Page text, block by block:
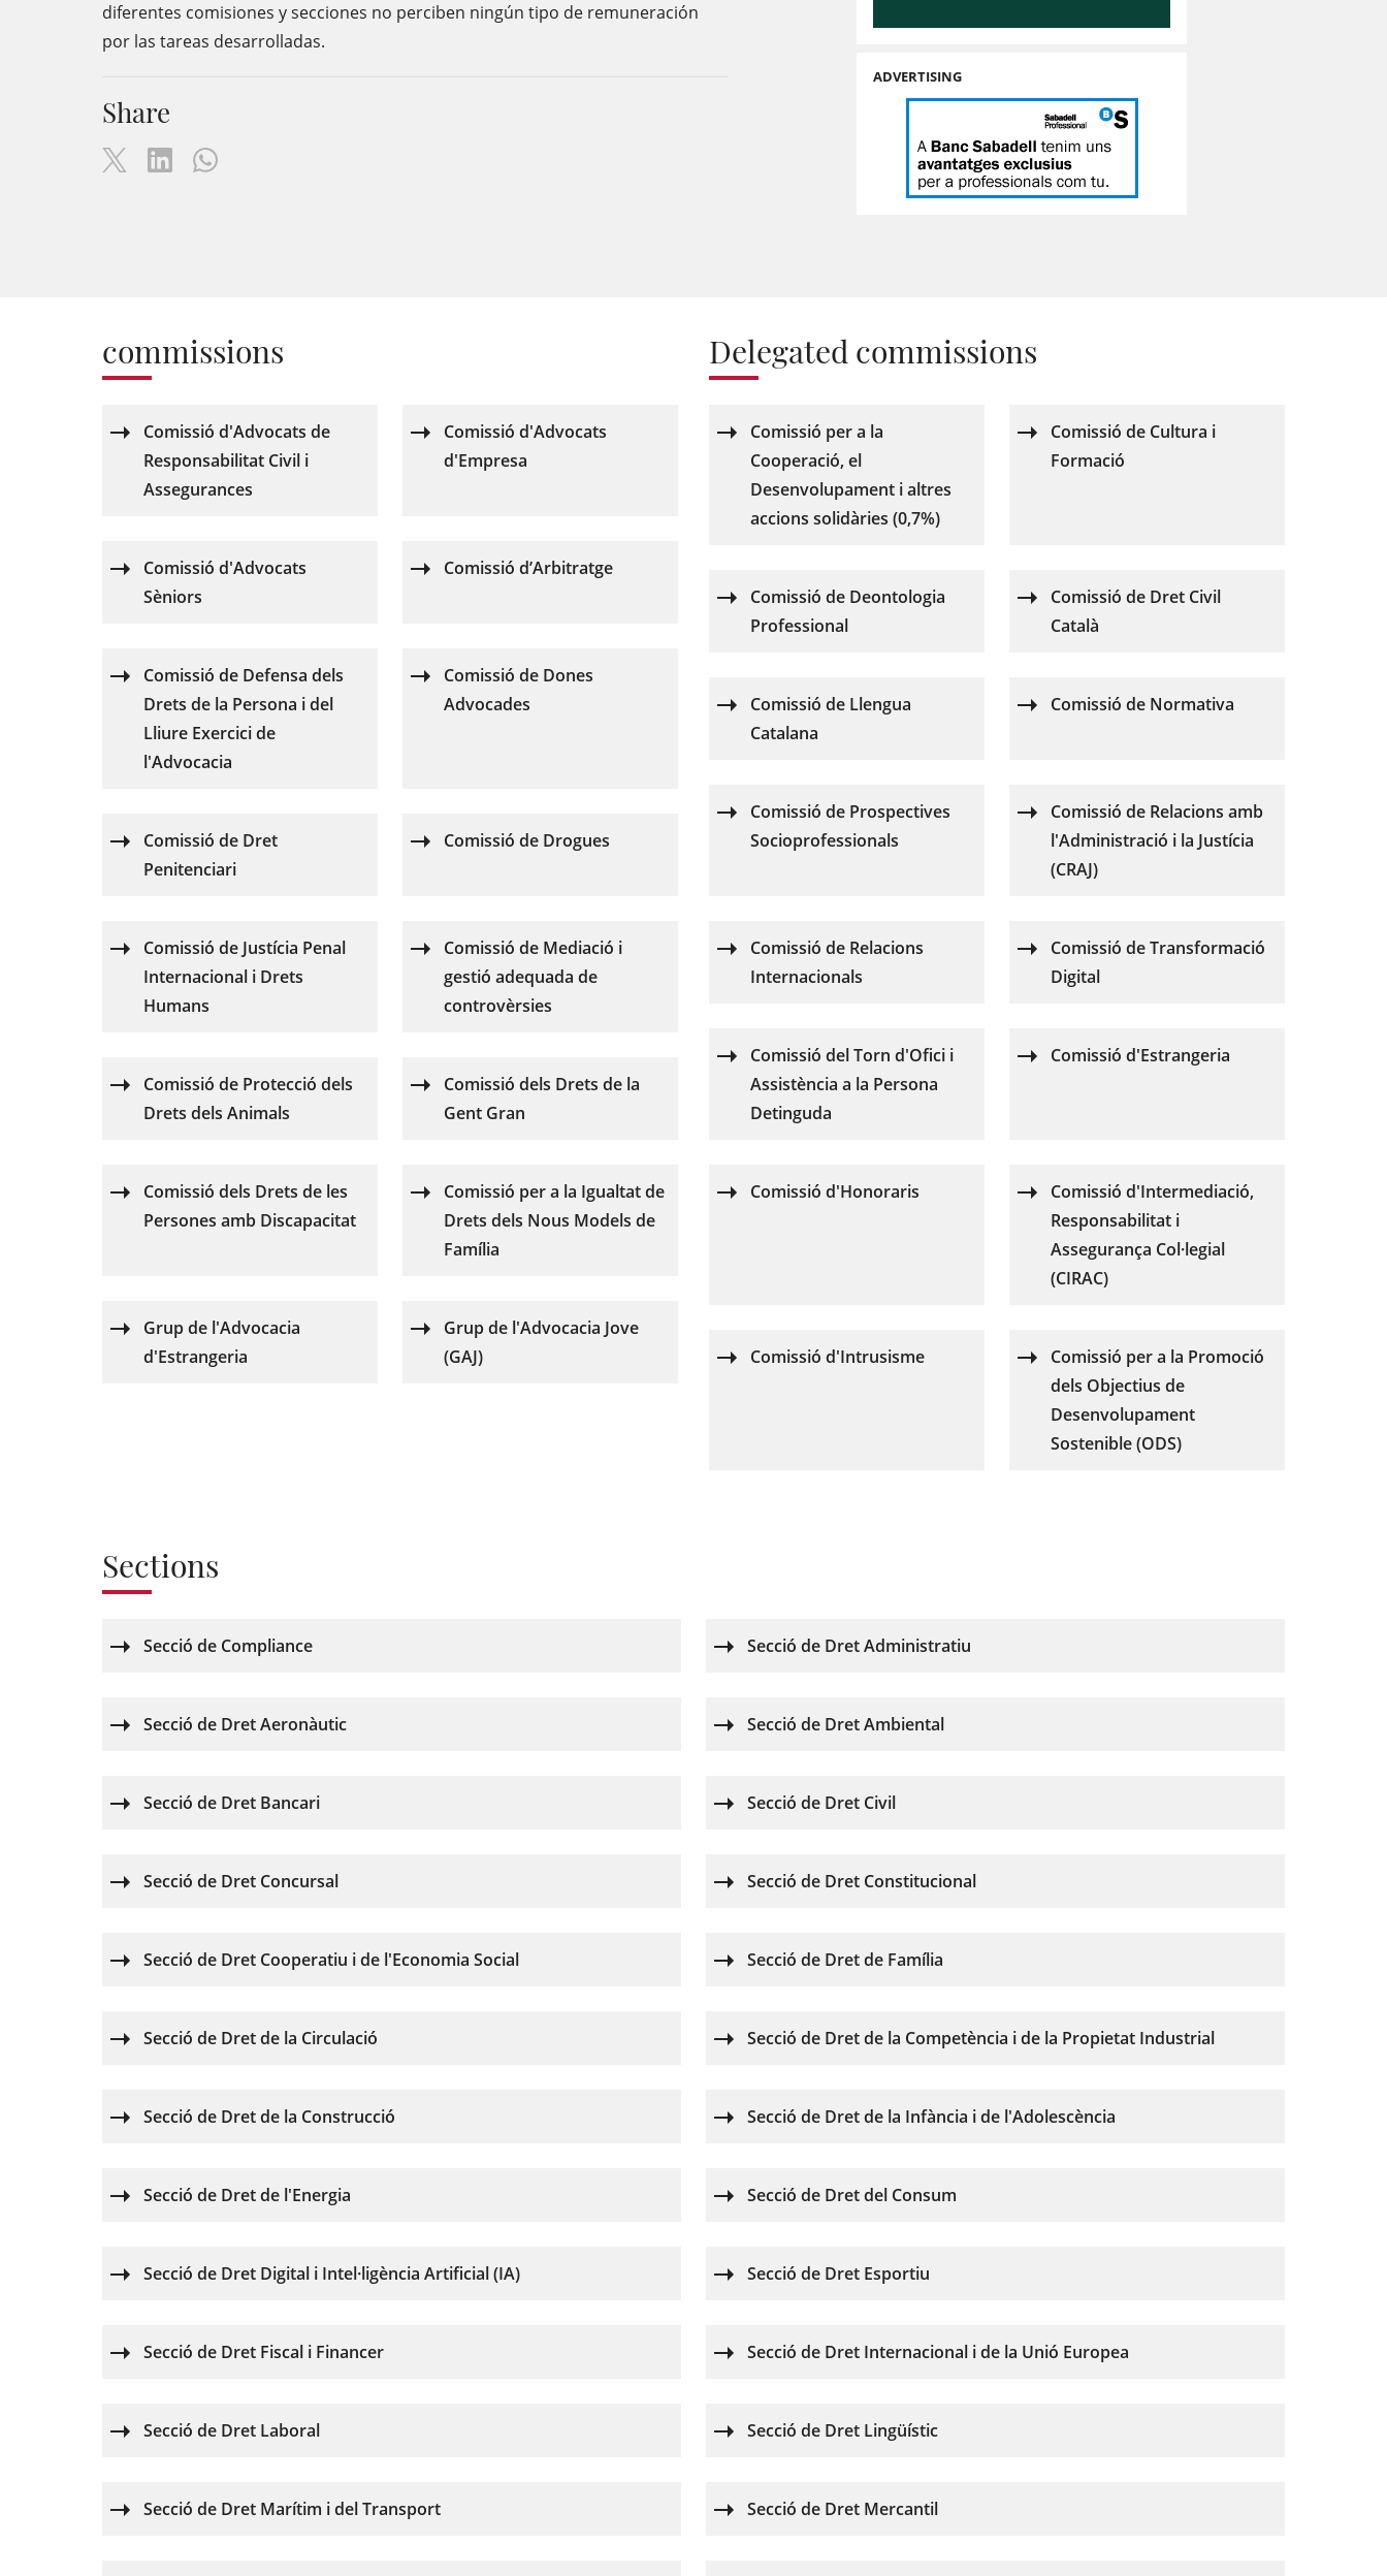
ADVERTISING
diferentes comisiones y secciones no perciben ningún tipo de remuneración
por las tareas desarrolladas.
Share
commissions
Comissió d'Advocats de
Responsabilitat Civil i
Assegurances
Comissió d'Advocats
d'Empresa
Comissió d'Advocats
Sèniors
Comissió d’Arbitratge
Comissió de Defensa dels
Drets de la Persona i del
Lliure Exercici de
l'Advocacia
Comissió de Dones
Advocades
Comissió de Dret
Penitenciari
Comissió de Drogues
Comissió de Justícia Penal
Internacional i Drets
Humans
Comissió de Mediació i
gestió adequada de
controvèrsies
Comissió de Protecció dels
Drets dels Animals
Comissió dels Drets de la
Gent Gran
Comissió dels Drets de les
Persones amb Discapacitat
Comissió per a la Igualtat de
Drets dels Nous Models de
Família
Grup de l'Advocacia
d'Estrangeria
Grup de l'Advocacia Jove
(GAJ)
Delegated commissions
Comissió per a la
Cooperació, el
Desenvolupament i altres
accions solidàries (0,7%)
Comissió de Cultura i
Formació
Comissió de Deontologia
Professional
Comissió de Dret Civil
Català
Comissió de Llengua
Catalana
Comissió de Normativa
Comissió de Prospectives
Socioprofessionals
Comissió de Relacions amb
l'Administració i la Justícia
(CRAJ)
Comissió de Relacions
Internacionals
Comissió de Transformació
Digital
Comissió del Torn d'Ofici i
Assistència a la Persona
Detinguda
Comissió d'Estrangeria
Comissió d'Honoraris
Comissió d'Intermediació,
Responsabilitat i
Assegurança Col·legial
(CIRAC)
Comissió d'Intrusisme
Comissió per a la Promoció
dels Objectius de
Desenvolupament
Sostenible (ODS)
Sections
Secció de Compliance Secció de Dret Administratiu
Secció de Dret Aeronàutic Secció de Dret Ambiental
Secció de Dret Bancari Secció de Dret Civil
Secció de Dret Concursal Secció de Dret Constitucional
Secció de Dret Cooperatiu i de l'Economia Social Secció de Dret de Família
Secció de Dret de la Circulació Secció de Dret de la Competència i de la Propietat Industrial
Secció de Dret de la Construcció Secció de Dret de la Infància i de l'Adolescència
Secció de Dret de l'Energia Secció de Dret del Consum
Secció de Dret Digital i Intel·ligència Artificial (IA) Secció de Dret Esportiu
Secció de Dret Fiscal i Financer Secció de Dret Internacional i de la Unió Europea
Secció de Dret Laboral Secció de Dret Lingüístic
Secció de Dret Marítim i del Transport Secció de Dret Mercantil